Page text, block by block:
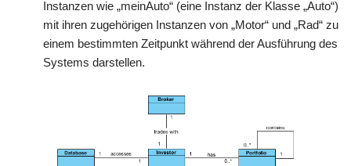
Instanzen wie „meinAuto“ (eine Instanz der Klasse „Auto“)
mit ihren zugehörigen Instanzen von „Motor“ und „Rad“ zu
einem bestimmten Zeitpunkt während der Ausführung des
Systems darstellen.